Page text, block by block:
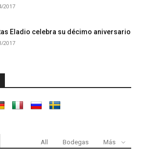
2017
Eladio celebra su décimo aniversario
2017
All Bodegas Más